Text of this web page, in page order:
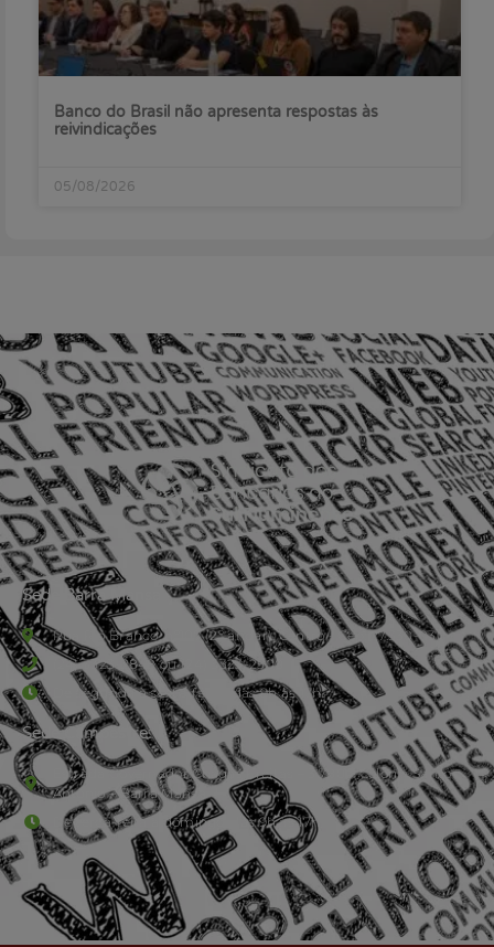
Banco do Brasil não apresenta respostas às
reivindicações
05/08/2026
Sede Barra Mansa
Rua Rio Branco, nº107 (2º andar), Centro - Cep: 27.330-030
(24) 3323-2848 ou (24) 3323-2500
De segunda à sexta-feira , das 9h às 17h.
Sede Campestre:
Estrada Governador Chagas Freitas – 3.780 – Colônia Santo
Antônio – Barra Mansa
De terça-feira a domingo, das 9h às 17h